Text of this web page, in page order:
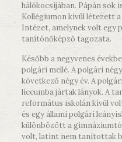
hálókocsijában. Pápán sok
Kollégiumon kívül létezett
Intézet, amelynek volt egy
tanítónőképző tagozata.
Később a negyvenes
polgári mellé. A polgári
következő négy év. A
líceumba jártak lányok. A
református iskolán kívül
és egy állami polgári
különbözött a
volt, latint nem tanítottak